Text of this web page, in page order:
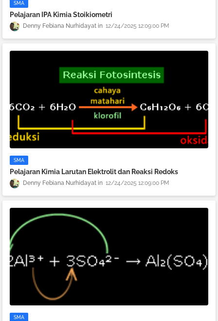
SMA
Pelajaran IPA Kimia Stoikiometri
Denny Febiana Nurhidayat 12/24/2025 12:09:00 PM
SMA
Pelajaran Kimia Larutan Elektrolit dan Reaksi Redoks
Denny Febiana Nurhidayat 12/24/2025 12:09:00 PM
SMA